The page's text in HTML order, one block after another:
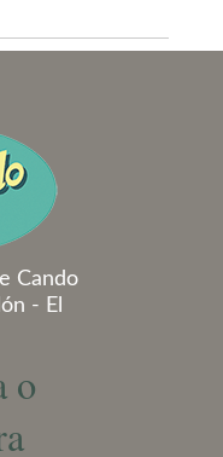
Cando
- El
o